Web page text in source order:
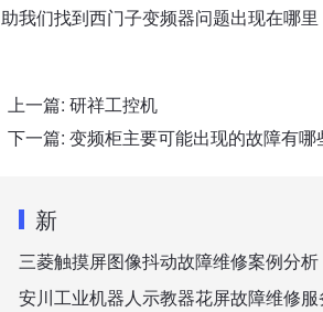
助我们找到西门子变频器问题出现在哪里
上一篇: 研祥工控机
下一篇: 变频柜主要可能出现的故障有哪
新
三菱触摸屏图像抖动故障维修案例分析
安川工业机器人示教器花屏故障维修服